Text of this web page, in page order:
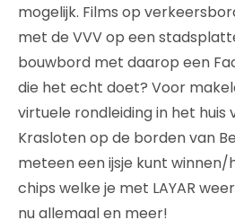
mogelijk. Films op
met de VVV op een
bouwbord met daarop een
die het echt doet? Voor
virtuele rondleiding in het huis
Krasloten op de borden van
meteen een ijsje kunt winnen/
chips welke je met LAYAR
nu allemaal en meer!